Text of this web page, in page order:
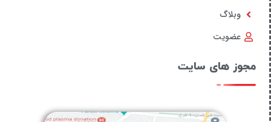
وبلاگ
عضویت
مجوز های سایت